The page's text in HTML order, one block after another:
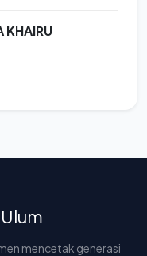
KHAIRU
mencetak generasi